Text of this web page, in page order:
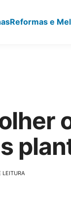
Reformas e
LEITURA